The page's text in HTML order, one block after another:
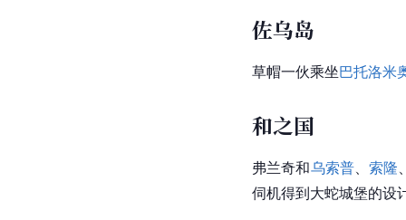
佐乌岛
草帽一伙乘坐巴托洛米
和之国
弗兰奇和乌索普、索隆
伺机得到大蛇城堡的设